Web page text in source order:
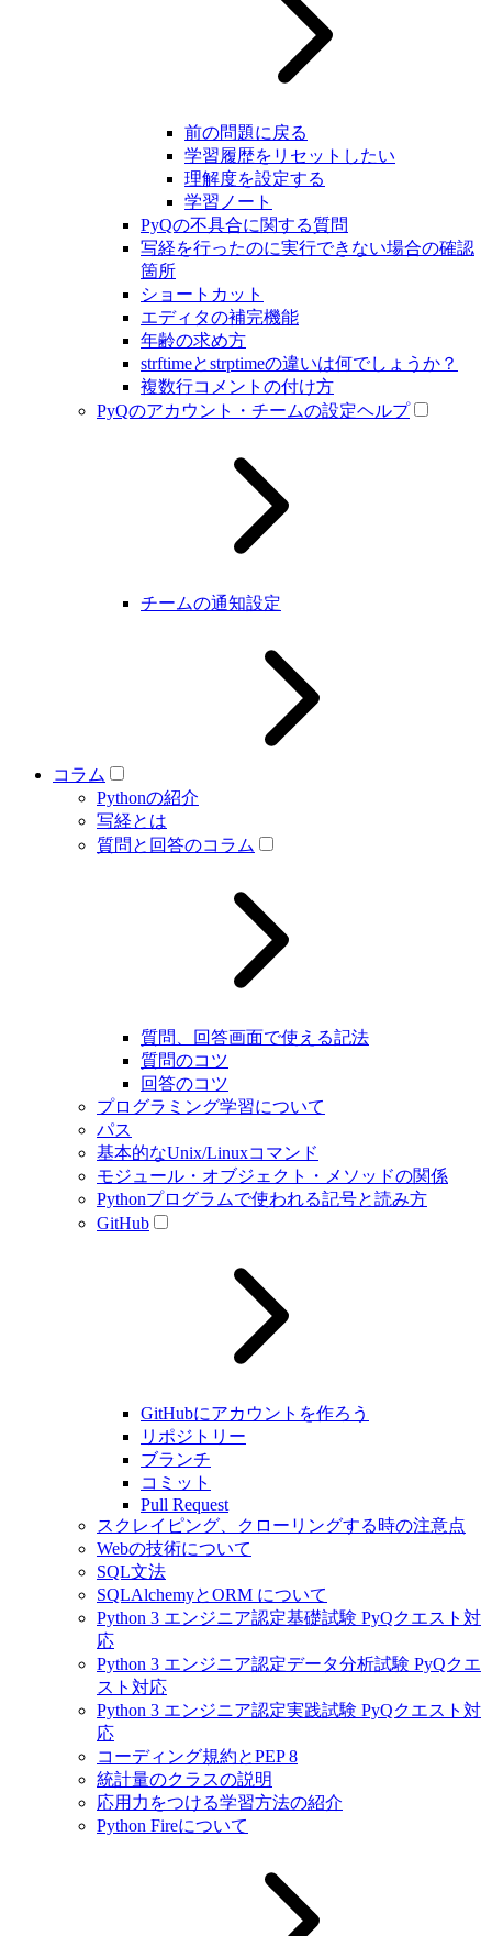
前の問題に戻る
学習履歴をリセットしたい
理解度を設定する
学習ノート
PyQの不具合に関する質問
写経を行ったのに実行できない場合の確認
箇所
ショートカット
エディタの補完機能
年齢の求め方
strftimeとstrptimeの違いは何でしょうか？
複数行コメントの付け方
PyQのアカウント・チームの設定ヘルプ
チームの通知設定
コラム
Pythonの紹介
写経とは
質問と回答のコラム
質問、回答画面で使える記法
質問のコツ
回答のコツ
プログラミング学習について
パス
基本的なUnix/Linuxコマンド
モジュール・オブジェクト・メソッドの関係
Pythonプログラムで使われる記号と読み方
GitHub
GitHubにアカウントを作ろう
リポジトリー
ブランチ
コミット
Pull Request
スクレイピング、クローリングする時の注意点
Webの技術について
SQL文法
SQLAlchemyとORM について
Python 3 エンジニア認定基礎試験 PyQクエスト対
応
Python 3 エンジニア認定データ分析試験 PyQクエ
スト対応
Python 3 エンジニア認定実践試験 PyQクエスト対
応
コーディング規約とPEP 8
統計量のクラスの説明
応用力をつける学習方法の紹介
Python Fireについて